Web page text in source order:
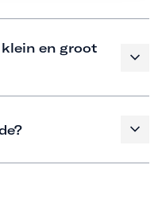
en groot